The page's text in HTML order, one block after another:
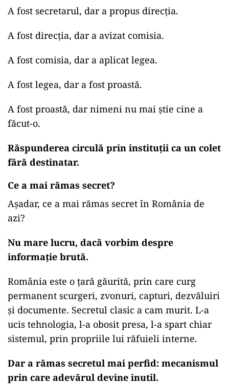
A fost secretarul, dar a propus direcția.
A fost direcția, dar a avizat comisia.
A fost comisia, dar a aplicat legea.
A fost legea, dar a fost proastă.
A fost proastă, dar nimeni nu mai știe cine a
făcut-o.
Răspunderea circulă prin instituții ca un colet
fără destinatar.
Ce a mai rămas secret?
Așadar, ce a mai rămas secret în România de
azi?
Nu mare lucru, dacă vorbim despre
informație brută.
România este o țară găurită, prin care curg
permanent scurgeri, zvonuri, capturi, dezvăluiri
și documente. Secretul clasic a cam murit. L-a
ucis tehnologia, l-a obosit presa, l-a spart chiar
sistemul, prin propriile lui răfuieli interne.
Dar a rămas secretul mai perfid: mecanismul
prin care adevărul devine inutil.